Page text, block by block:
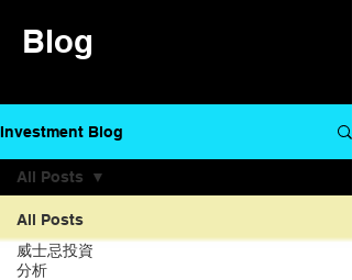
Blog
Investment Blog
All Posts
威士忌投資
分析
All Posts